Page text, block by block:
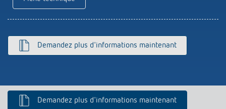
Historique
Demandez plus d'informations maintenant
Demandez plus d'informations maintenant